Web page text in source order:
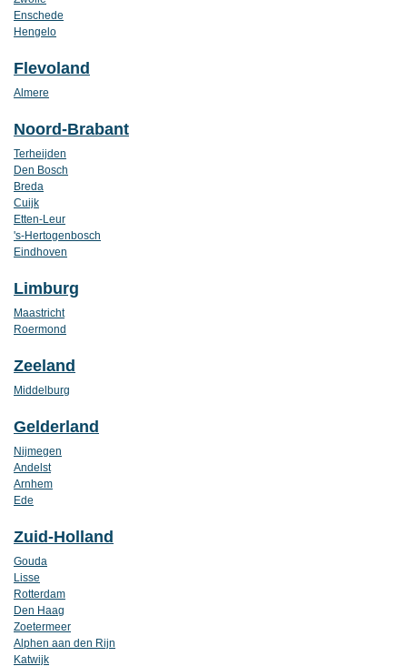
Enschede
Hengelo
Flevoland
Almere
Noord-Brabant
Terheijden
Den Bosch
Breda
Cuijk
Etten-Leur
's-Hertogenbosch
Eindhoven
Limburg
Maastricht
Roermond
Zeeland
Middelburg
Gelderland
Nijmegen
Andelst
Arnhem
Ede
Zuid-Holland
Gouda
Lisse
Rotterdam
Den Haag
Zoetermeer
Alphen aan den Rijn
Katwijk